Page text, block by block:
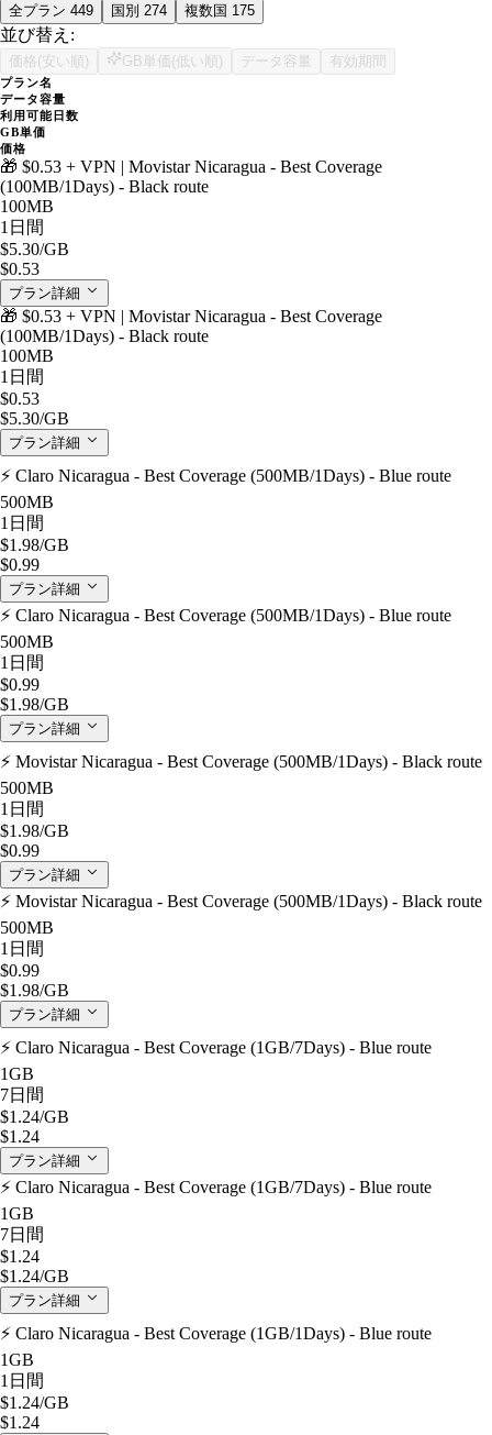
全プラン 449 国別 274 複数国 175
並び替え:
価格(安い順) GB単価(低い順) データ容量 有効期間
プラン名
データ容量
利用可能日数
GB単価
価格
🎁 $0.53 + VPN | Movistar Nicaragua - Best Coverage
(100MB/1Days) - Black route
100MB
1日間
$5.30/GB
$0.53
プラン詳細
🎁 $0.53 + VPN | Movistar Nicaragua - Best Coverage
(100MB/1Days) - Black route
100MB
1日間
$0.53
$5.30/GB
プラン詳細
⚡️ Claro Nicaragua - Best Coverage (500MB/1Days) - Blue route
500MB
1日間
$1.98/GB
$0.99
プラン詳細
⚡️ Claro Nicaragua - Best Coverage (500MB/1Days) - Blue route
500MB
1日間
$0.99
$1.98/GB
プラン詳細
⚡️ Movistar Nicaragua - Best Coverage (500MB/1Days) - Black route
500MB
1日間
$1.98/GB
$0.99
プラン詳細
⚡️ Movistar Nicaragua - Best Coverage (500MB/1Days) - Black route
500MB
1日間
$0.99
$1.98/GB
プラン詳細
⚡️ Claro Nicaragua - Best Coverage (1GB/7Days) - Blue route
1GB
7日間
$1.24/GB
$1.24
プラン詳細
⚡️ Claro Nicaragua - Best Coverage (1GB/7Days) - Blue route
1GB
7日間
$1.24
$1.24/GB
プラン詳細
⚡️ Claro Nicaragua - Best Coverage (1GB/1Days) - Blue route
1GB
1日間
$1.24/GB
$1.24